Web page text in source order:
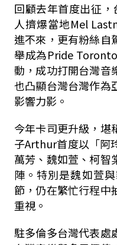
回顧去年首度出征
人擠爆當地Mel
進不來，更有粉絲自
舉成為Pride
動，成功打開台灣音
也凸顯台灣台灣作為
影響力影。
今年卡司更升級，堪
子Arthur首度以「阿
萬芳、魏如萱、柯智
陣。特別是魏如萱
節，仍在繁忙行程中
重視。
駐多倫多台灣代表處